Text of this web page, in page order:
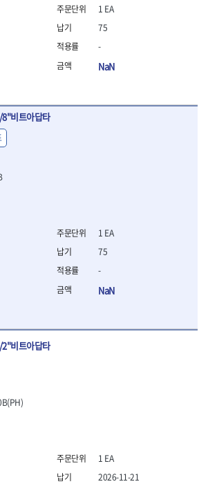
패너
1 EA
75
-
NaN
비트아답타
1 EA
75
-
NaN
비트아답타
1 EA
2026-11-21